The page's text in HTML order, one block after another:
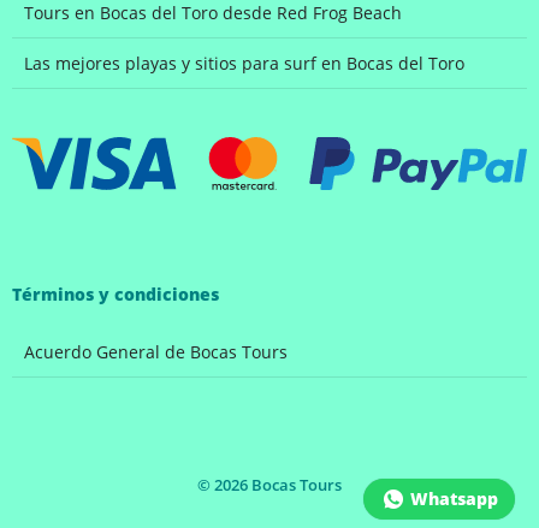
Tours en Bocas del Toro desde Red Frog Beach
Las mejores playas y sitios para surf en Bocas del Toro
Whatsapp
Términos y condiciones
Acuerdo General de Bocas Tours
© 2026 Bocas Tours